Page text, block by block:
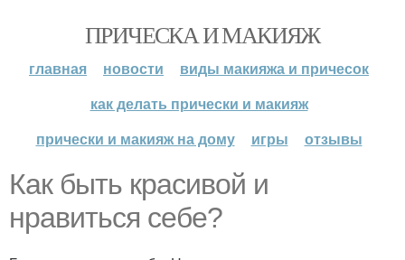
ПРИЧЕСКА И МАКИЯЖ
главная новости
виды макияжа и причесок
как делать прически и макияж
прически и макияж на дому
игры отзывы
Как быть красивой и
нравиться себе?